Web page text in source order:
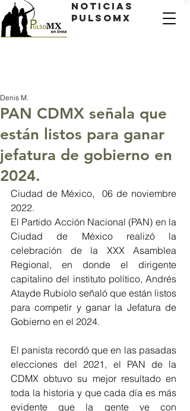
Noticias
PulsoMX
PAN CDMX señala que
están listos para ganar
jefatura de gobierno en
2024.
Denis M.
Ciudad de México,  06 de noviembre
2022.
El Partido Acción Nacional (PAN) en la
Ciudad de México realizó la
celebración de la XXX Asamblea
Regional, en donde el dirigente
capitalino del instituto político, Andrés
Atayde Rubiolo señaló que están listos
para competir y ganar la Jefatura de
Gobierno en el 2024.
El panista recordó que en las pasadas
elecciones del 2021, el PAN de la
CDMX obtuvo su mejor resultado en
toda la historia y que cada día es más
evidente que la gente ve con